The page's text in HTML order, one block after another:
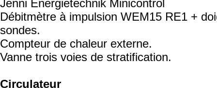
Jenni Energietechnik Minicontrol
Débitmètre à impulsion WEM15 RE1 +
sondes.
Compteur de chaleur externe.
Vanne trois voies de stratification.
Circulateur